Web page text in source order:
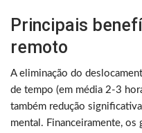
Principais
remoto
A eliminação do
de tempo (em média 2-3
também redução
mental. Financeiramente, os